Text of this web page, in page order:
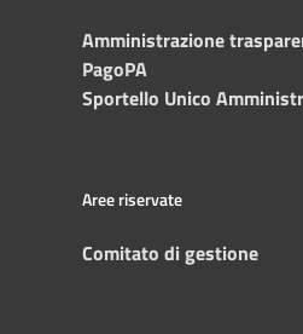
Amministrazione
PagoPA
Sportello Unico
Aree riservate
Comitato di gestione